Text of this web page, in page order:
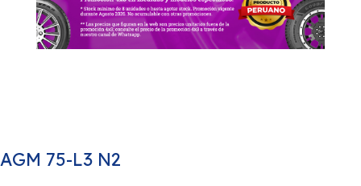
AGM 75-L3 N2